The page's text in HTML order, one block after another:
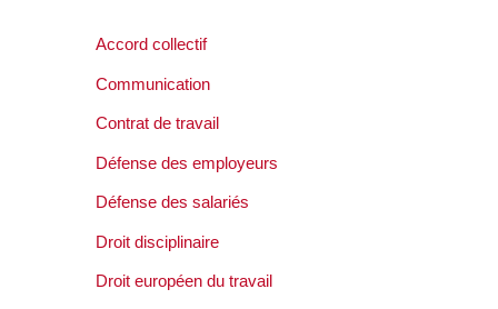
Accord collectif
Communication
Contrat de travail
Défense des employeurs
Défense des salariés
Droit disciplinaire
Droit européen du travail